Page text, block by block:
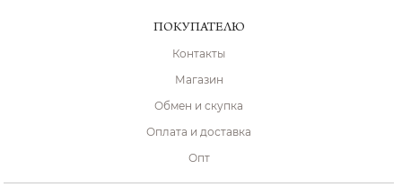
ПОКУПАТЕЛЮ
Контакты
Магазин
Обмен и скупка
Оплата и доставка
Опт